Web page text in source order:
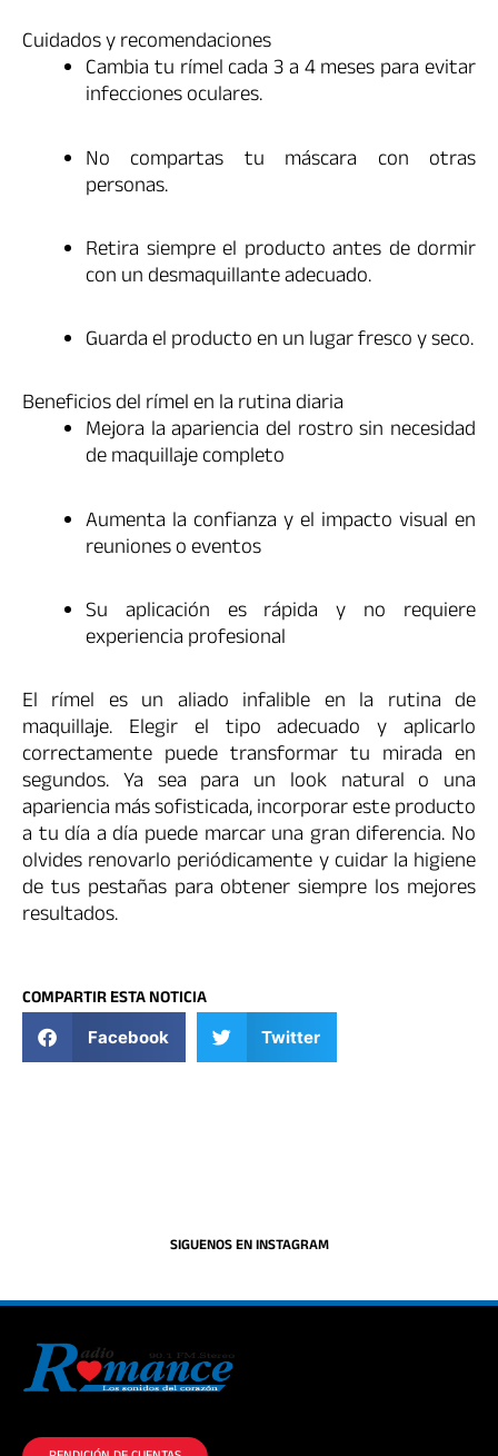
Cuidados y recomendaciones
Cambia tu rímel cada 3 a 4 meses para evitar
infecciones oculares.
No compartas tu máscara con otras
personas.
Retira siempre el producto antes de dormir
con un desmaquillante adecuado.
Guarda el producto en un lugar fresco y seco.
Beneficios del rímel en la rutina diaria
Mejora la apariencia del rostro sin necesidad
de maquillaje completo
Aumenta la confianza y el impacto visual en
reuniones o eventos
Su aplicación es rápida y no requiere
experiencia profesional
El rímel es un aliado infalible en la rutina de
maquillaje. Elegir el tipo adecuado y aplicarlo
correctamente puede transformar tu mirada en
segundos. Ya sea para un look natural o una
apariencia más sofisticada, incorporar este producto
a tu día a día puede marcar una gran diferencia. No
olvides renovarlo periódicamente y cuidar la higiene
de tus pestañas para obtener siempre los mejores
resultados.
COMPARTIR ESTA NOTICIA
Facebook Twitter
SIGUENOS EN INSTAGRAM